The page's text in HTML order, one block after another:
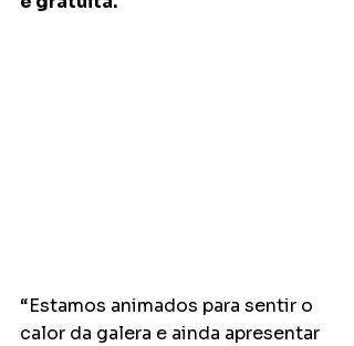
“Estamos animados para sentir o
calor da galera e ainda apresentar